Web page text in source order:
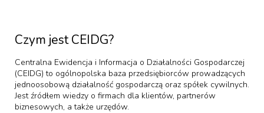
Czym jest CEIDG?
Centralna Ewidencja i Informacja o Działalności Gospodarczej
(CEIDG) to ogólnopolska baza przedsiębiorców prowadzących
jednoosobową działalność gospodarczą oraz spółek cywilnych.
Jest źródłem wiedzy o firmach dla klientów, partnerów
biznesowych, a także urzędów.